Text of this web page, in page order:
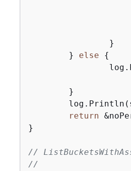
	}
else
{
return
}
//
//